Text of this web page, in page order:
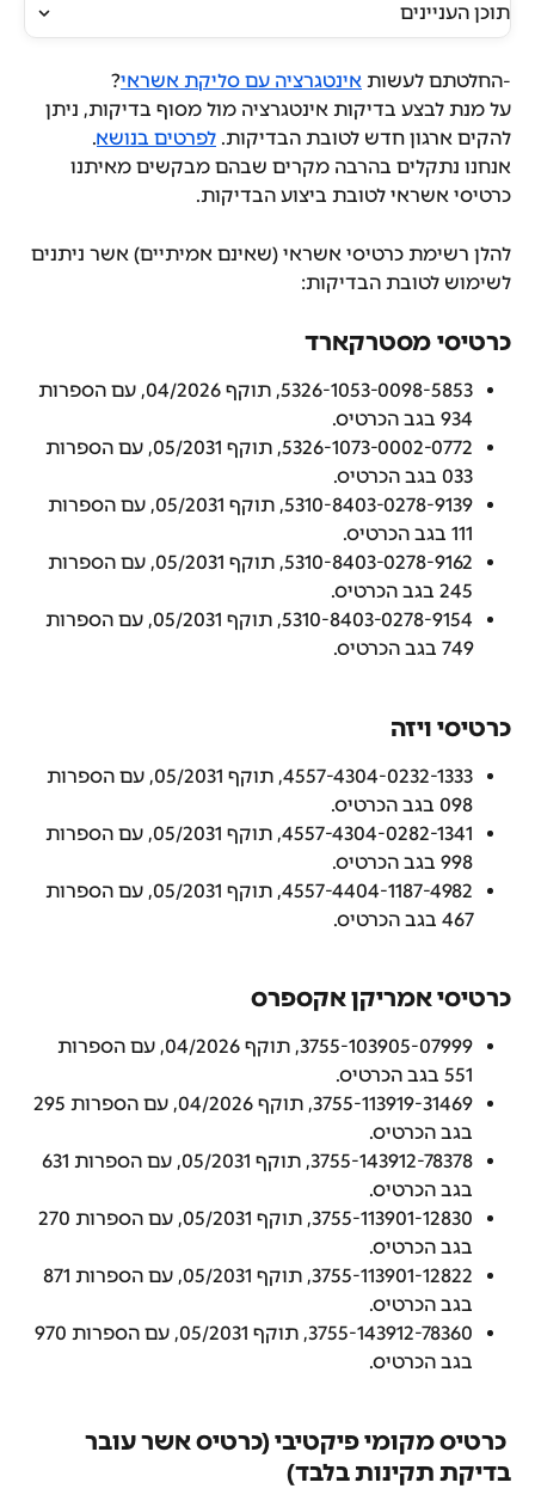
תוכן העניינים
-החלטתם לעשות אינטגרציה עם סליקת אשראי?
על מנת לבצע בדיקות אינטגרציה מול מסוף בדיקות, ניתן
להקים ארגון חדש לטובת הבדיקות. לפרטים בנושא.
אנחנו נתקלים בהרבה מקרים שבהם מבקשים מאיתנו
כרטיסי אשראי לטובת ביצוע הבדיקות.
להלן רשימת כרטיסי אשראי (שאינם אמיתיים) אשר ניתנים
לשימוש לטובת הבדיקות:
כרטיסי מסטרקארד
5326-1053-0098-5853, תוקף 04/2026, עם הספרות
934 בגב הכרטיס.
5326-1073-0002-0772, תוקף 05/2031, עם הספרות
033 בגב הכרטיס.
5310-8403-0278-9139, תוקף 05/2031, עם הספרות
111 בגב הכרטיס.
5310-8403-0278-9162, תוקף 05/2031, עם הספרות
245 בגב הכרטיס.
5310-8403-0278-9154, תוקף 05/2031, עם הספרות
749 בגב הכרטיס.
כרטיסי ויזה
4557-4304-0232-1333, תוקף 05/2031, עם הספרות
098 בגב הכרטיס.
4557-4304-0282-1341, תוקף 05/2031, עם הספרות
998 בגב הכרטיס.
4557-4404-1187-4982, תוקף 05/2031, עם הספרות
467 בגב הכרטיס.
כרטיסי אמריקן אקספרס
3755-103905-07999, תוקף 04/2026, עם הספרות
551 בגב הכרטיס.
בגב הכרטיס.
בגב הכרטיס.
בגב הכרטיס.
בגב הכרטיס.
בגב הכרטיס.
כרטיס מקומי פיקטיבי (כרטיס אשר עובר
בדיקת תקינות בלבד)